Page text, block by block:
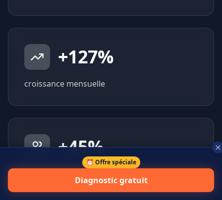
+127%
croissance mensuelle
+45%
⏰ Offre spéciale
Diagnostic gratuit